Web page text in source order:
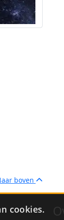
boven
cookies.